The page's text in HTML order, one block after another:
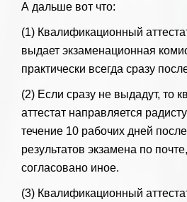
А дальше вот что:
(1) Квалификационный
выдает экзаменационная
практически всегда сразу
(2) Если сразу не выдадут, то
аттестат направляется
течение 10 рабочих дней
результатов экзамена по
согласовано иное.
(3) Квалификационный